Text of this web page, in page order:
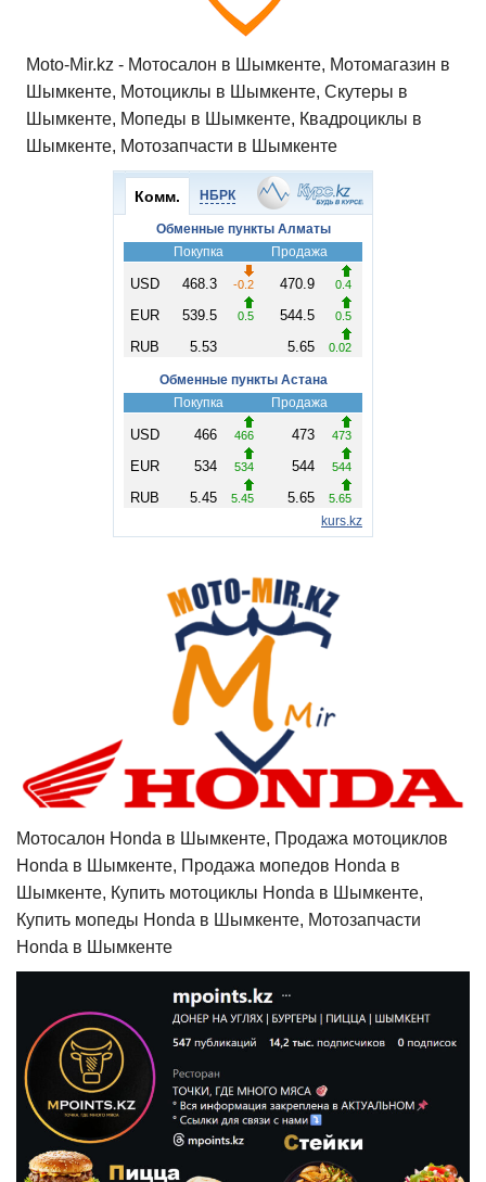
Moto-Mir.kz - Мотосалон в Шымкенте, Мотомагазин в
Шымкенте, Мотоциклы в Шымкенте, Скутеры в
Шымкенте, Мопеды в Шымкенте, Квадроциклы в
Шымкенте, Мотозапчасти в Шымкенте
Мотосалон Honda в Шымкенте, Продажа мотоциклов
Honda в Шымкенте, Продажа мопедов Honda в
Шымкенте, Купить мотоциклы Honda в Шымкенте,
Купить мопеды Honda в Шымкенте, Мотозапчасти
Honda в Шымкенте